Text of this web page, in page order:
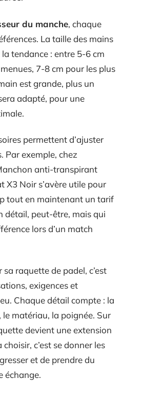
du manche, chaque
La taille des mains
tendance : entre 5-6 cm
7-8 cm pour les plus
est grande, plus un
adapté, pour une
permettent d’ajuster
Par exemple, chez
anti-transpirant
X3 Noir s’avère utile pour
tout en maintenant un tarif
détail, peut-être, mais qui
lors d’un match
raquette de padel, c’est
exigences et
Chaque détail compte : la
le matériau, la poignée. Sur
devient une extension
c’est se donner les
et de prendre du
échange.